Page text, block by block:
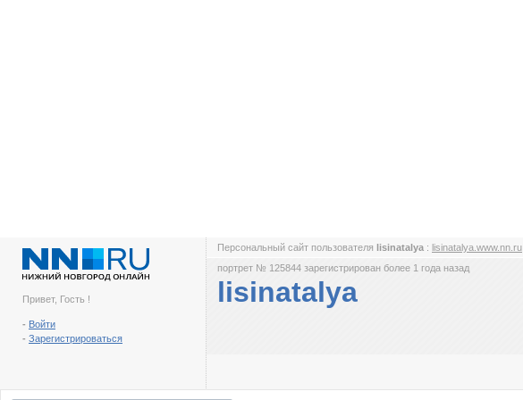
Привет, Гость !
- Войти
- Зарегистрироваться
Персональный сайт пользователя lisinatalya : lisinatalya.www.nn.ru
портрет № 125844 зарегистрирован более 1 года назад
lisinatalya